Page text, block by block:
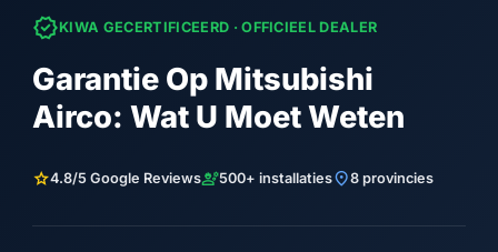
verifiedKIWA GECERTIFICEERD · OFFICIEEL DEALER
Garantie Op Mitsubishi
Airco: Wat U Moet Weten
star4.8/5 Google Reviewsengineering500+ installatieslocation_on8 provincies